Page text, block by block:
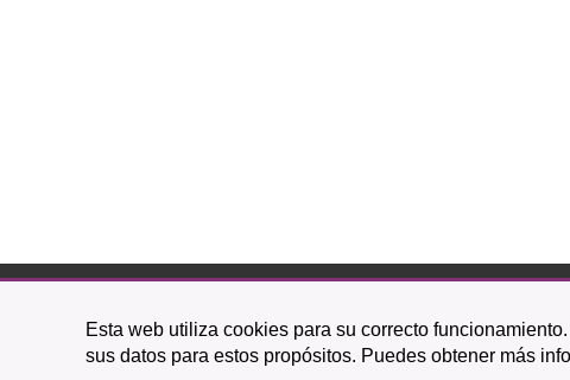
Esta web utiliza cookies para su correcto
sus datos para estos propósitos. Puedes obtener más
38201 La
922 601